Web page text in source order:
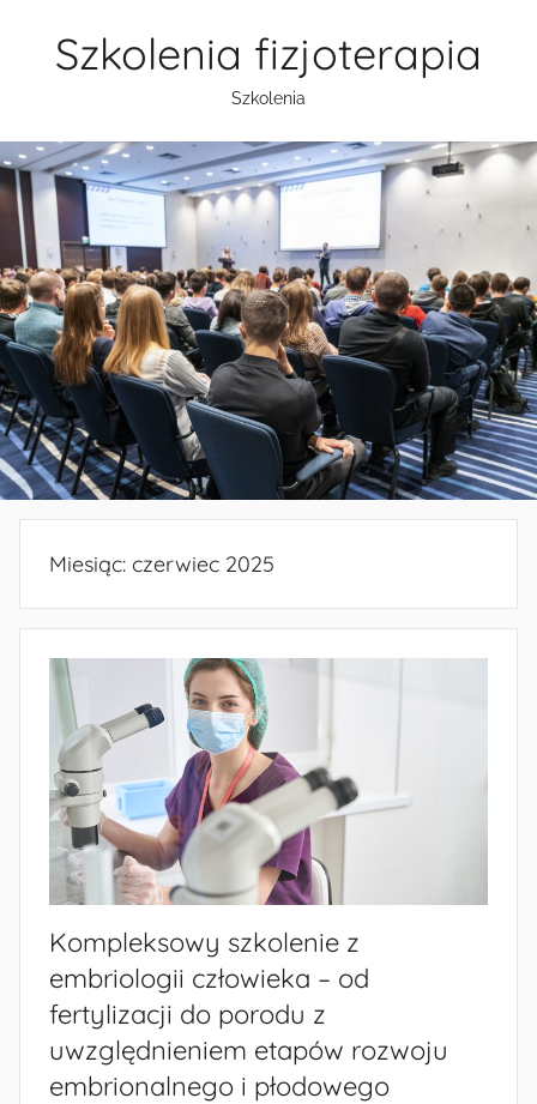
Szkolenia fizjoterapia
Szkolenia
Miesiąc: czerwiec 2025
Kompleksowy szkolenie z
embriologii człowieka – od
fertylizacji do porodu z
uwzględnieniem etapów rozwoju
embrionalnego i płodowego